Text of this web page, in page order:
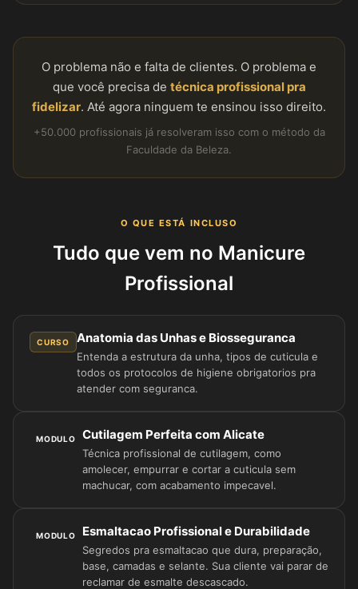
O problema não e falta de clientes. O problema e
que você precisa de técnica profissional pra
fidelizar. Até agora ninguem te ensinou isso direito.
+50.000 profissionais já resolveram isso com o método da
Faculdade da Beleza.
O QUE ESTÁ INCLUSO
Tudo que vem no Manicure
Profissional
CURSO Anatomia das Unhas e Biosseguranca
Entenda a estrutura da unha, tipos de cuticula e
todos os protocolos de higiene obrigatorios pra
atender com seguranca.
MODULO Cutilagem Perfeita com Alicate
Técnica profissional de cutilagem, como
amolecer, empurrar e cortar a cuticula sem
machucar, com acabamento impecavel.
MODULO Esmaltacao Profissional e Durabilidade
Segredos pra esmaltacao que dura, preparação,
base, camadas e selante. Sua cliente vai parar de
reclamar de esmalte descascado.